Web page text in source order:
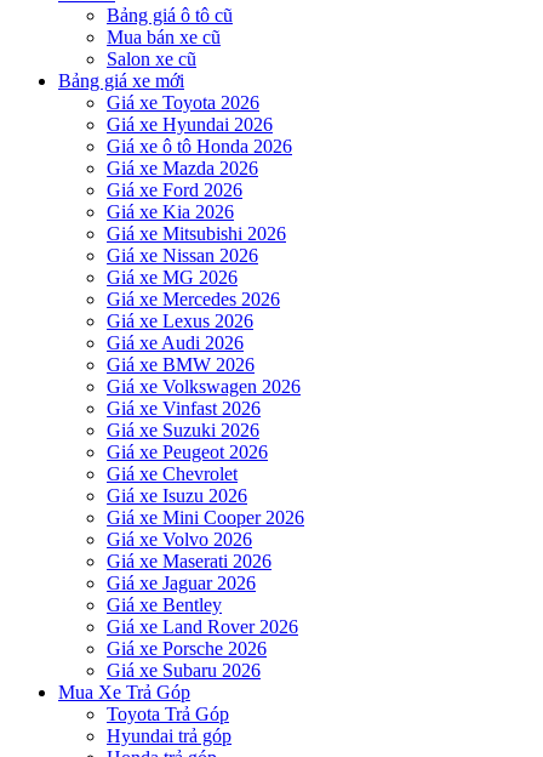
Bảng giá ô tô cũ
Mua bán xe cũ
Salon xe cũ
Bảng giá xe mới
Giá xe Toyota 2026
Giá xe Hyundai 2026
Giá xe ô tô Honda 2026
Giá xe Mazda 2026
Giá xe Ford 2026
Giá xe Kia 2026
Giá xe Mitsubishi 2026
Giá xe Nissan 2026
Giá xe MG 2026
Giá xe Mercedes 2026
Giá xe Lexus 2026
Giá xe Audi 2026
Giá xe BMW 2026
Giá xe Volkswagen 2026
Giá xe Vinfast 2026
Giá xe Suzuki 2026
Giá xe Peugeot 2026
Giá xe Chevrolet
Giá xe Isuzu 2026
Giá xe Mini Cooper 2026
Giá xe Volvo 2026
Giá xe Maserati 2026
Giá xe Jaguar 2026
Giá xe Bentley
Giá xe Land Rover 2026
Giá xe Porsche 2026
Giá xe Subaru 2026
Mua Xe Trả Góp
Toyota Trả Góp
Hyundai trả góp